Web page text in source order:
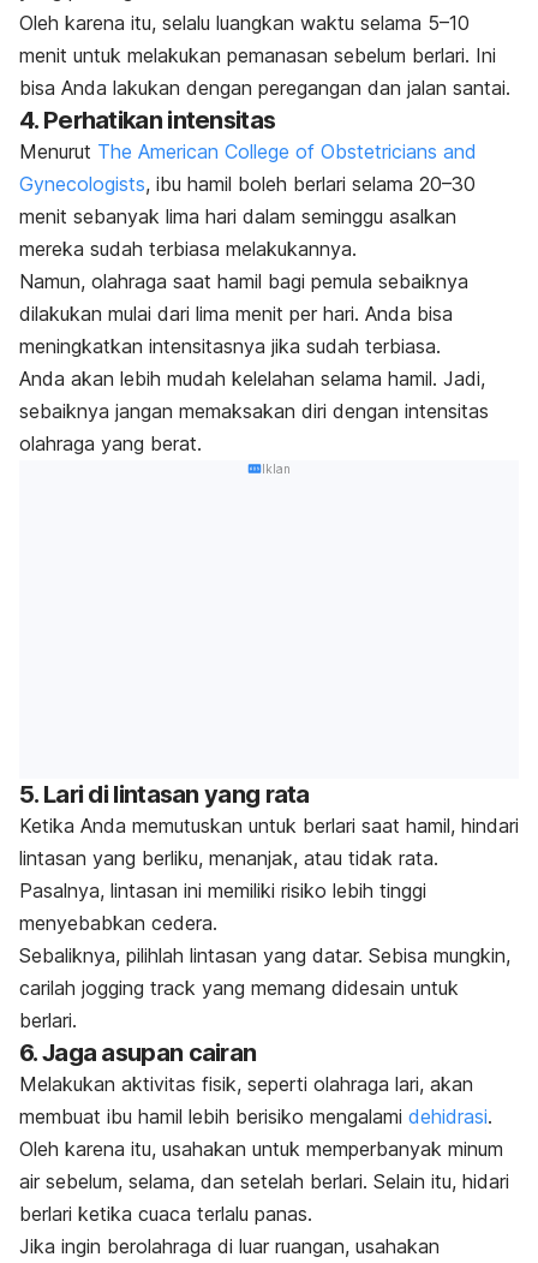
Oleh karena itu, selalu luangkan waktu selama 5–10
menit untuk melakukan pemanasan sebelum berlari. Ini
bisa Anda lakukan dengan peregangan dan jalan santai.
4. Perhatikan intensitas
Menurut The American College of Obstetricians and
Gynecologists, ibu hamil boleh berlari selama 20–30
menit sebanyak lima hari dalam seminggu asalkan
mereka sudah terbiasa melakukannya.
Namun, olahraga saat hamil bagi pemula sebaiknya
dilakukan mulai dari lima menit per hari. Anda bisa
meningkatkan intensitasnya jika sudah terbiasa.
Anda akan lebih mudah kelelahan selama hamil. Jadi,
sebaiknya jangan memaksakan diri dengan intensitas
olahraga yang berat.
Iklan
5. Lari di lintasan yang rata
Ketika Anda memutuskan untuk berlari saat hamil, hindari
lintasan yang berliku, menanjak, atau tidak rata.
Pasalnya, lintasan ini memiliki risiko lebih tinggi
menyebabkan cedera.
Sebaliknya, pilihlah lintasan yang datar. Sebisa mungkin,
carilah jogging track yang memang didesain untuk
berlari.
6. Jaga asupan cairan
Melakukan aktivitas fisik, seperti olahraga lari, akan
membuat ibu hamil lebih berisiko mengalami dehidrasi.
Oleh karena itu, usahakan untuk memperbanyak minum
air sebelum, selama, dan setelah berlari. Selain itu, hidari
berlari ketika cuaca terlalu panas.
Jika ingin berolahraga di luar ruangan, usahakan